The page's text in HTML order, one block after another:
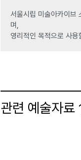
서울시립 미술아카이브
며,
영리적인 목적으로 사
관련 예술자료